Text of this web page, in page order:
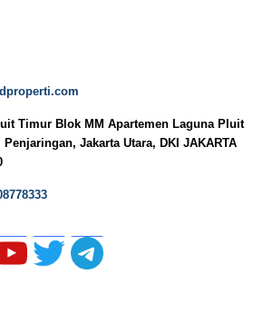
Timur Blok MM Apartemen Laguna Pluit
Penjaringan, Jakarta Utara, DKI JAKARTA